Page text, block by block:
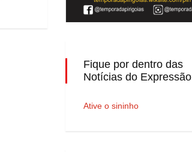
Fique por dentro das
Notícias do Expressão
Ative o sininho